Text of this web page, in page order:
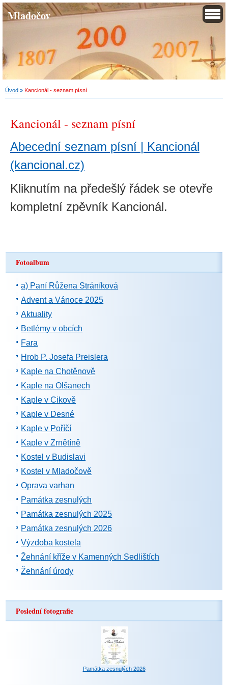
Mladočov
Úvod » Kancionál - seznam písní
Kancionál - seznam písní
Abecední seznam písní | Kancionál
(kancional.cz)
Kliknutím na předešlý řádek se otevře
kompletní zpěvník Kancionál.
Fotoalbum
a) Paní Růžena Stráníková
Advent a Vánoce 2025
Aktuality
Betlémy v obcích
Fara
Hrob P. Josefa Preislera
Kaple na Chotěnově
Kaple na Olšanech
Kaple v Cikově
Kaple v Desné
Kaple v Poříčí
Kaple v Zrnětíně
Kostel v Budislavi
Kostel v Mladočově
Oprava varhan
Památka zesnulých
Památka zesnulých 2025
Památka zesnulých 2026
Výzdoba kostela
Žehnání kříže v Kamenných Sedlištích
Žehnání úrody
Poslední fotografie
Památka zesnulých 2026